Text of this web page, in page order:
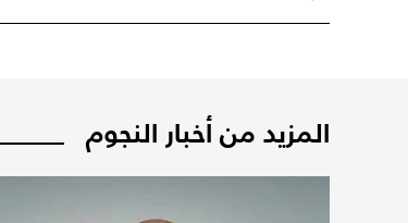
المزيد من أخبار النجوم